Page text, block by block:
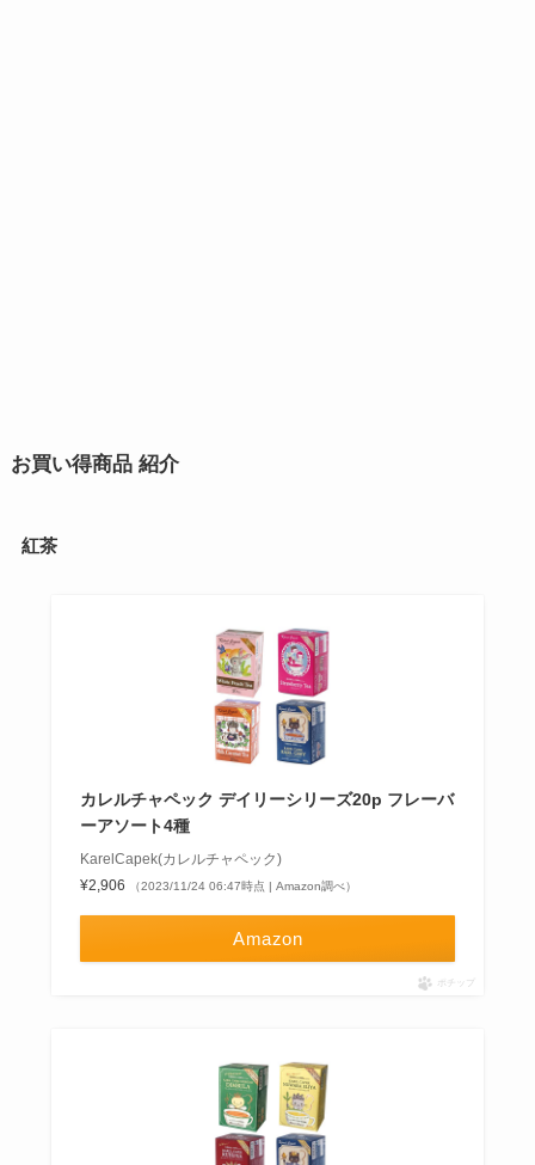
お買い得商品 紹介
紅茶
カレルチャペック デイリーシリーズ20p フレーバ
ーアソート4種
KarelCapek(カレルチャペック)
¥2,906
（2023/11/24 06:47時点 | Amazon調べ）
Amazon
ポチップ